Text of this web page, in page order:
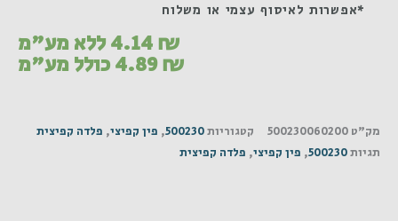
*אפשרות לאיסוף עצמי או משלוח
4.14₪ ללא מע"מ
4.89₪ כולל מע"מ
מק"ט 500230060200 קטגוריות500230
, פין קפיצי, פלדה קפיצית
תגיות500230
, פין קפיצי, פלדה קפיצית